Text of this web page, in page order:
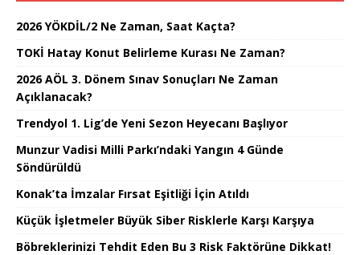
2026 YÖKDİL/2 Ne Zaman, Saat Kaçta?
TOKİ Hatay Konut Belirleme Kurası Ne Zaman?
2026 AÖL 3. Dönem Sınav Sonuçları Ne Zaman
Açıklanacak?
Trendyol 1. Lig’de Yeni Sezon Heyecanı Başlıyor
Munzur Vadisi Milli Parkı’ndaki Yangın 4 Günde
Söndürüldü
Konak’ta İmzalar Fırsat Eşitliği İçin Atıldı
Küçük İşletmeler Büyük Siber Risklerle Karşı Karşıya
Böbreklerinizi Tehdit Eden Bu 3 Risk Faktörüne Dikkat!